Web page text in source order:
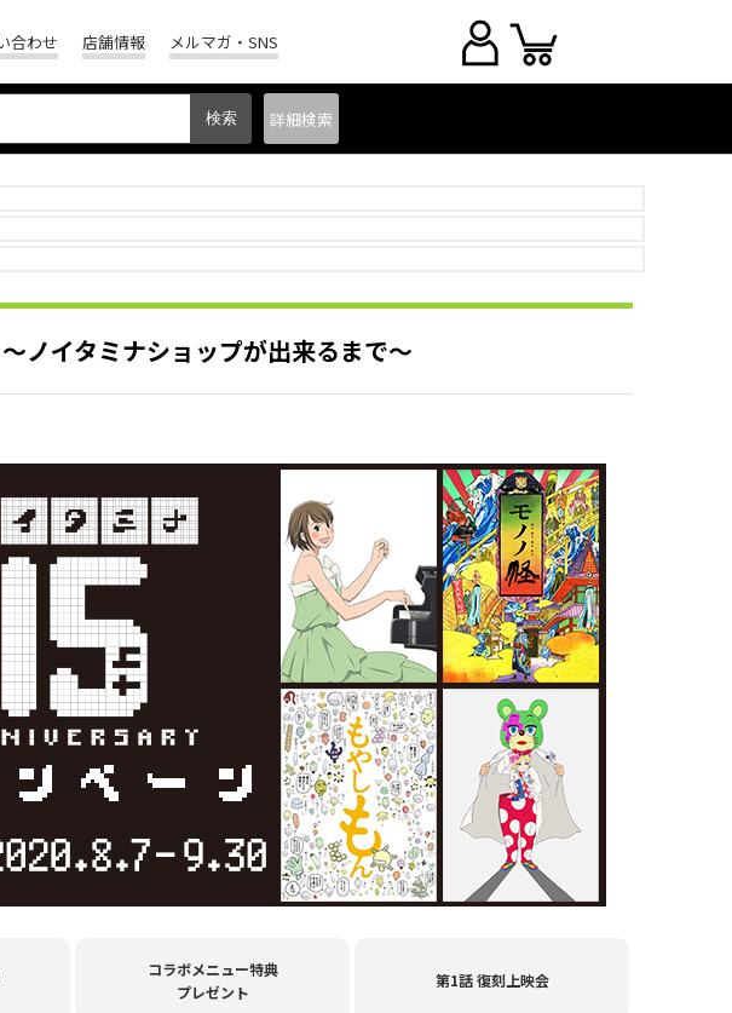
合わせ 店舗情報 メルマガ・SNS
詳細検索
ノイタミナショップが出来るまで～
コラボメニュー特典
プレゼント
第1話 復刻上映会